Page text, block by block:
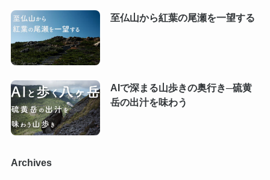
至仏山から紅葉の尾瀬を一望する
AIで深まる山歩きの奥行き─硫黄
岳の出汁を味わう
Archives